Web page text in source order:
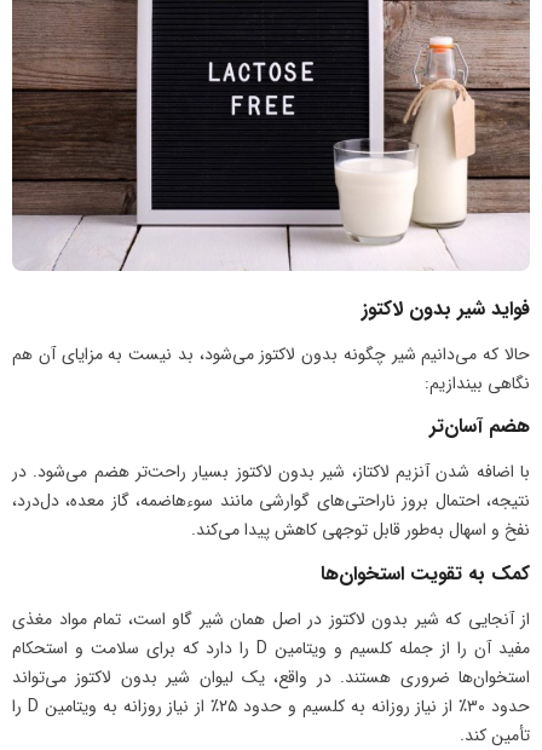
فواید شیر بدون لاکتوز
حالا که می‌دانیم شیر چگونه بدون لاکتوز می‌شود، بد نیست به مزایای آن هم
نگاهی بیندازیم:
هضم آسان‌تر
با اضافه شدن آنزیم لاکتاز، شیر بدون لاکتوز بسیار راحت‌تر هضم می‌شود. در
نتیجه، احتمال بروز ناراحتی‌های گوارشی مانند سوءهاضمه، گاز معده، دل‌درد،
نفخ و اسهال به‌طور قابل توجهی کاهش پیدا می‌کند.
کمک به تقویت استخوان‌ها
از آنجایی که شیر بدون لاکتوز در اصل همان شیر گاو است، تمام مواد مغذی
مفید آن را از جمله کلسیم و ویتامین D را دارد که برای سلامت و استحکام
استخوان‌ها ضروری هستند. در واقع، یک لیوان شیر بدون لاکتوز می‌تواند
حدود ۳۰٪ از نیاز روزانه به کلسیم و حدود ۲۵٪ از نیاز روزانه به ویتامین D را
تأمین کند.